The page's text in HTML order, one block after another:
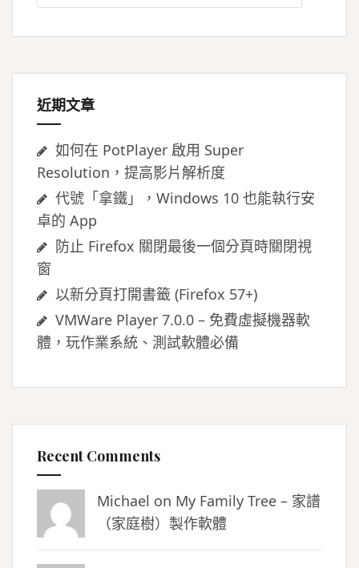
鍵
近期文章
如何在 PotPlayer 啟用 Super
Resolution，提高影片解析度
代號「拿鐵」，Windows 10 也能執行安
卓的 App
防止 Firefox 關閉最後一個分頁時關閉視
窗
以新分頁打開書籤 (Firefox 57+)
VMWare Player 7.0.0 – 免費虛擬機器軟
體，玩作業系統、測試軟體必備
Recent Comments
Michael on My Family Tree – 家譜
（家庭樹）製作軟體